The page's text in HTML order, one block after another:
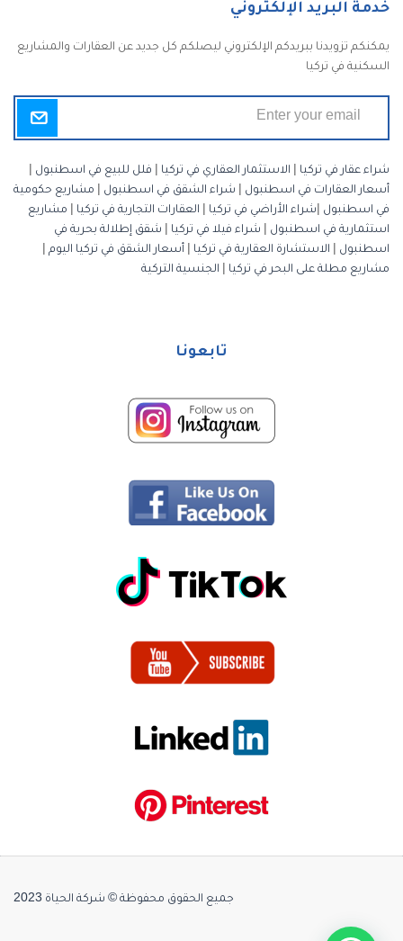
خدمة البريد الإلكتروني
يمكنكم تزويدنا ببريدكم الإلكتروني ليصلكم كل جديد عن العقارات والمشاريع
السكنية في تركيا
شراء عقار في تركيا الاستثمار العقاري في تركيا فلل للبيع في اسطنبول
أسعار العقارات في اسطنبول
شراء الشقق في اسطنبول
مشاريع حكومية
في اسطنبول
شراء الأراضي في تركيا العقارات التجارية في تركيا
مشاريع
استثمارية في اسطنبول
شراء فيلا في تركيا
شقق إطلالة بحرية في
اسطنبول
الاستشارة العقارية في تركيا أسعار الشقق في تركيا اليوم
مشاريع مطلة على البحر في تركيا
الجنسية التركية
تابعونا
جميع الحقوق محفوظة © شركة الحياة 2023